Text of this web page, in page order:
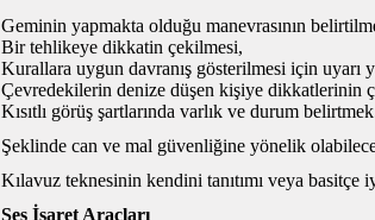
Geminin yapmakta olduğu manevrasının
Bir tehlikeye dikkatin çekilmesi,
Kurallara uygun davranış gösterilmesi için uyarı
Çevredekilerin denize düşen kişiye dikkatlerinin
Kısıtlı görüş şartlarında varlık ve durum
Şeklinde can ve mal güvenliğine yönelik
Kılavuz teknesinin kendini tanıtımı veya
Ses İşaret Araçları